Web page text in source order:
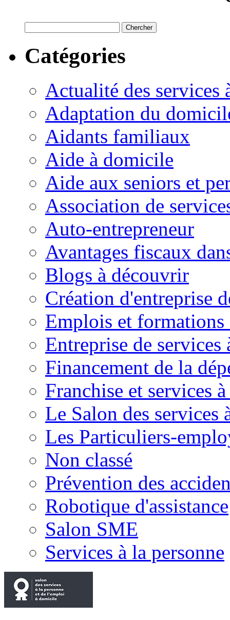
Catégories
Actualité des services
Adaptation du
Aidants familiaux
Aide à domicile
Aide aux seniors et
Association de
Auto-entrepreneur
Avantages fiscaux
Blogs à découvrir
Création d'entreprise
Emplois et formations
Entreprise de services
Financement de la
Franchise et services
Le Salon des services
Les Particuliers-
Non classé
Prévention des
Robotique d'assistance
Salon SME
Services à la personne